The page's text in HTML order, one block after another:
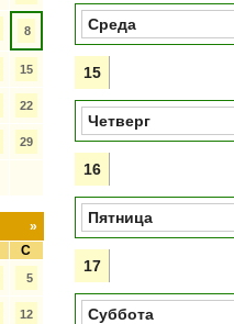
8
15
22
29
»
С
5
12
Среда
15
Четверг
16
Пятница
17
Суббота